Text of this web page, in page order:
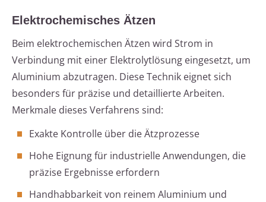
Elektrochemisches Ätzen
Beim elektrochemischen Ätzen wird Strom in
Verbindung mit einer Elektrolytlösung eingesetzt, um
Aluminium abzutragen. Diese Technik eignet sich
besonders für präzise und detaillierte Arbeiten.
Merkmale dieses Verfahrens sind:
Exakte Kontrolle über die Ätzprozesse
Hohe Eignung für industrielle Anwendungen, die
präzise Ergebnisse erfordern
Handhabbarkeit von reinem Aluminium und